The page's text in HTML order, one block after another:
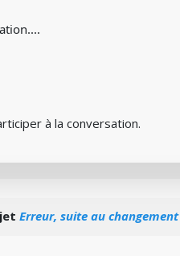
à la conversation.
Erreur, suite au